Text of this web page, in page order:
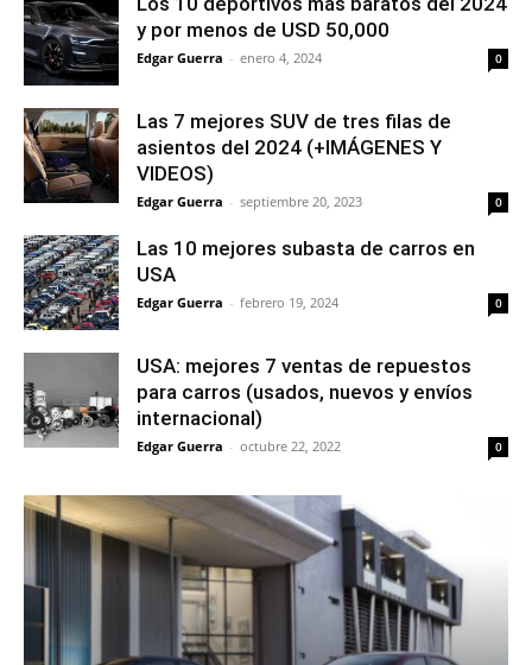
y por menos de USD 50,000
Edgar Guerra - enero 4, 2024 0
Las 7 mejores SUV de tres filas de
asientos del 2024 (+IMÁGENES Y
VIDEOS)
Edgar Guerra - septiembre 20, 2023 0
Las 10 mejores subasta de carros en
USA
Edgar Guerra - febrero 19, 2024 0
USA: mejores 7 ventas de repuestos
para carros (usados, nuevos y envíos
internacional)
Edgar Guerra - octubre 22, 2022 0